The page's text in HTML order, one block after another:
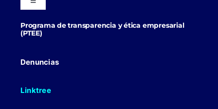
Trabaja con nosotros
Toggle
Navigation
Blog
Politicas Comerciales
Programa de transparencia y ética empresarial
(PTEE)
Denuncias
Linktree